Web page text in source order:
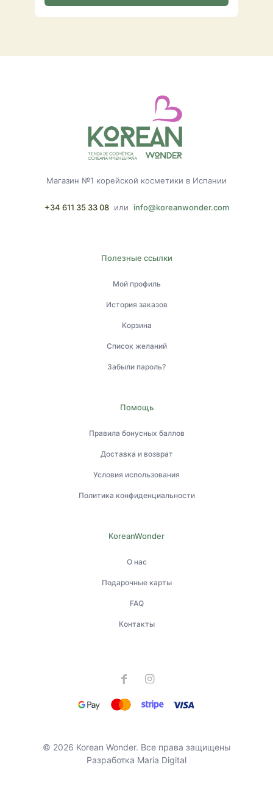
Магазин №1 корейской косметики в Испании
+34 611 35 33 08 или info@koreanwonder.com
Полезные ссылки
Мой профиль
История заказов
Корзина
Список желаний
Забыли пароль?
Помощь
Правила бонусных баллов
Доставка и возврат
Условия использования
Политика конфиденциальности
KoreanWonder
О нас
Подарочные карты
FAQ
Контакты
© 2026 Korean Wonder. Все права защищены
Разработка Maria Digital